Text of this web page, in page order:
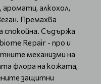
алкохол,
Премахва
спокойна. Съдържа
Repair - про и
механизми на
флора на кожата,
защитни